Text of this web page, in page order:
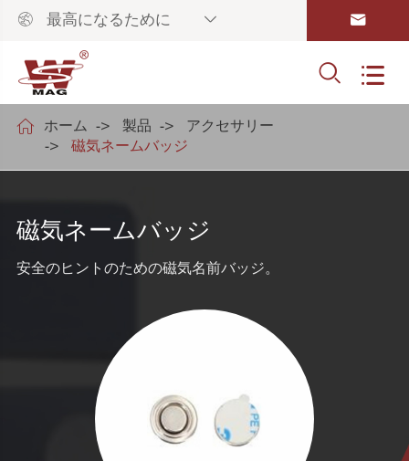
 最高になるために  
 
 ホーム 製品
アクセサリー
磁気ネームバッジ
磁気ネームバッジ
安全のヒントのための磁気名前バッジ。